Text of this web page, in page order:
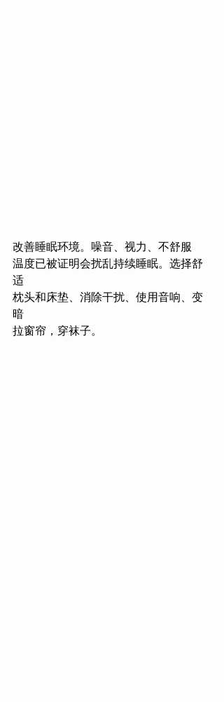
改善睡眠环境。噪音、视力、不舒服
温度已被证明会扰乱持续睡眠。选择舒
适
枕头和床垫、消除干扰、使用音响、变
暗
拉窗帘，穿袜子。